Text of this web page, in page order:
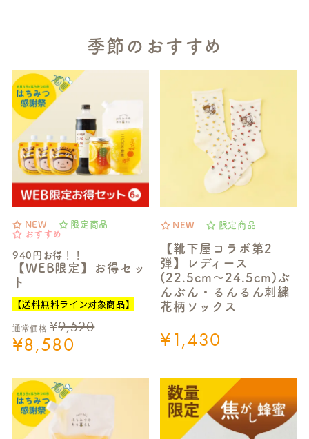
季節のおすすめ
NEW
限定商品
おすすめ
940円お得！！
【WEB限定】お得セッ
ト
【送料無料ライン対象商品】
通常価格 ¥9,520
¥8,580
NEW 限定商品
【靴下屋コラボ第2
弾】レディース
(22.5cm～24.5cm)ぶ
んぶん・るんるん刺繍
花柄ソックス
¥1,430